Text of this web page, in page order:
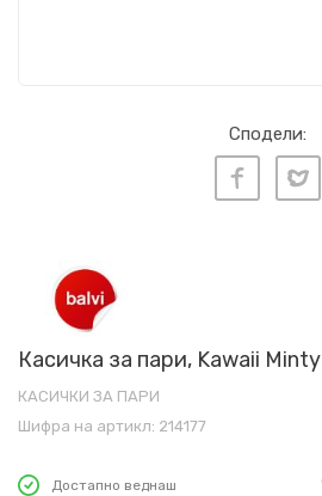
Сподели:
Касичка за пари, Kawaii Minty
КАСИЧКИ ЗА ПАРИ
Шифра на артикл: 214177
Достапно веднаш